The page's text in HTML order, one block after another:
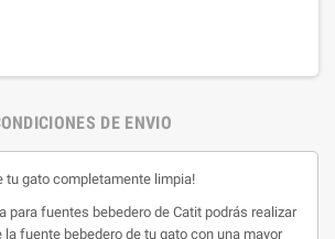
DE ENVIO
tu gato completamente limpia!
para fuentes bebedero de Catit podrás realizar
fuente bebedero de tu gato con una mayor